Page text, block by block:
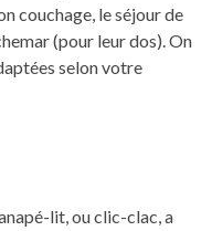
couchage, le séjour de
(pour leur dos). On
selon votre
lit, ou clic-clac, a